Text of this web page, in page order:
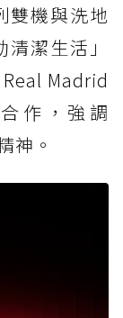
雙機與洗地
潔生活」
Madrid
作，強調
神。